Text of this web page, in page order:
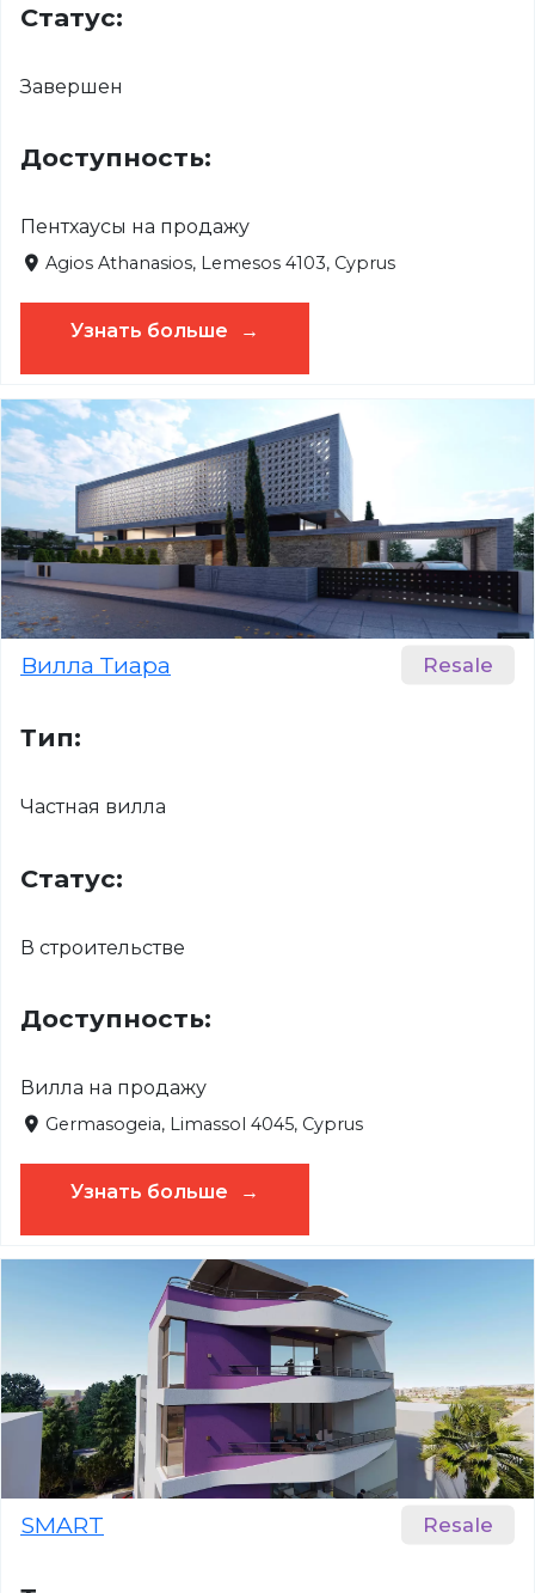
Статус:
Завершен
Доступность:
Пентхаусы на продажу
Agios Athanasios, Lemesos 4103, Cyprus
Узнать больше
Вилла Тиара
Тип:
Частная вилла
Статус:
В строительстве
Доступность:
Вилла на продажу
Germasogeia, Limassol 4045, Cyprus
Узнать больше
SMART